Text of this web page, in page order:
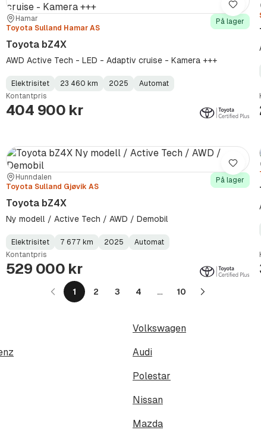
Sted:
Hamar
Forhandler:
Toyota Sulland Hamar AS
På lager
Toyota bZ4X
AWD Active Tech - LED - Adaptiv cruise - Kamera +++
Fuel
Type:
Elektrisitet
Kilometerstand:
23 460 km
Model
Year:
2025
Gearbox
Type:
Automat
Kontantpris
404 900 kr
Lagre
Sted:
Hunndalen
Forhandler:
Toyota Sulland Gjøvik AS
På lager
Toyota bZ4X
Ny modell / Active Tech / AWD / Demobil
Fuel
Type:
Elektrisitet
Kilometerstand:
7 677 km
Model
Year:
2025
Gearbox
Type:
Automat
Kontantpris
529 000 kr
Lagre
1 2 3 4 … 10
Neste
Volkswagen
Audi
Polestar
Nissan
Mazda